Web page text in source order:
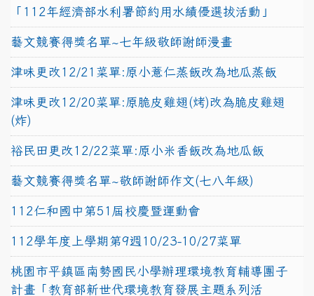
「112年經濟部水利署節約用水績優選拔活動」
藝文競賽得獎名單~七年級敬師謝師漫畫
津味更改12/21菜單:原小薏仁蒸飯改為地瓜蒸飯
津味更改12/20菜單:原脆皮雞翅(烤)改為脆皮雞翅
(炸)
裕民田更改12/22菜單:原小米香飯改為地瓜飯
藝文競賽得獎名單~敬師謝師作文(七八年級)
112仁和國中第51屆校慶暨運動會
112學年度上學期第9週10/23-10/27菜單
桃園市平鎮區南勢國民小學辦理環境教育輔導團子
計畫「教育部新世代環境教育發展主題系列活